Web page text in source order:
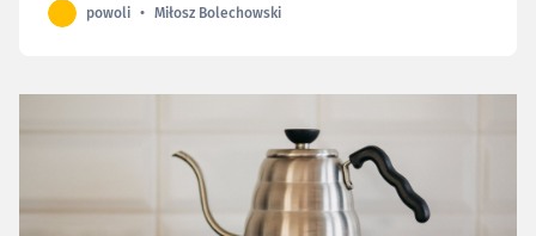
parzenia kawy, używałem zwykłej kuchennej wagi, która jednak
powoli Miłosz Bolechowski